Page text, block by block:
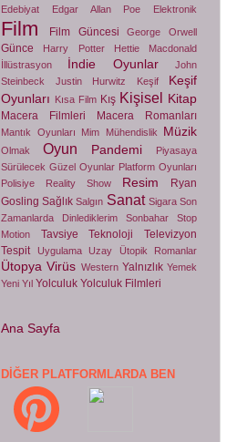
Edebiyat Edgar Allan Poe Elektronik
Film Film Güncesi George Orwell
Günce Harry Potter
Hettie Macdonald
İllüstrasyon
İndie Oyunlar
John
Steinbeck
Justin Hurwitz Keşif
Keşif
Oyunları Kısa Film Kış Kişisel Kitap
Macera Filmleri Macera Romanları
Mantık Oyunları Mim Mühendislik Müzik
Olmak Oyun Pandemi
Piyasaya
Sürülecek Güzel Oyunlar Platform Oyunları
Polisiye
Reality Show Resim
Ryan
Gosling Sağlık Salgın Sanat Sigara Son
Zamanlarda Dinlediklerim
Sonbahar
Stop
Motion
Tavsiye Teknoloji
Televizyon
Tespit
Uygulama Uzay Ütopik Romanlar
Ütopya Virüs Western Yalnızlık Yemek
Yeni Yıl Yolculuk Yolculuk Filmleri
Ana Sayfa
DIĞER PLATFORMLARDA BEN